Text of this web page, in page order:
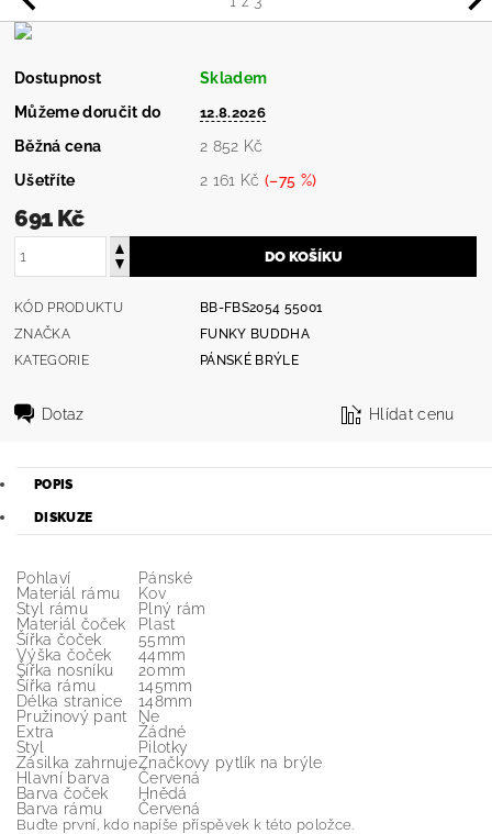
Dostupnost
Skladem
Můžeme doručit do
12.8.2026
Běžná cena
2 852 Kč
Ušetříte
2 161 Kč (–75 %)
691 Kč
KÓD PRODUKTU
BB-FBS2054 55001
ZNAČKA
FUNKY BUDDHA
KATEGORIE
PÁNSKÉ BRÝLE
Dotaz Hlídat cenu
POPIS
DISKUZE
Pohlaví
Pánské
Materiál rámu
Kov
Styl rámu
Plný rám
Materiál čoček
Plast
Šířka čoček
55mm
Výška čoček
44mm
Šířka nosníku
20mm
Šířka rámu
145mm
Délka stranice
148mm
Pružinový pant
Ne
Extra
Žádné
Styl
Pilotky
Zásilka zahrnujeZnačkovy pytlík na brýle
Hlavní barva
Červená
Barva čoček
Hnědá
Barva rámu
Červená
Buďte první, kdo napíše příspěvek k této položce.